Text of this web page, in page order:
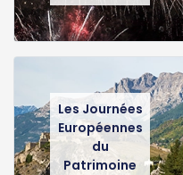
Les Journées
Européennes
du
Patrimoine